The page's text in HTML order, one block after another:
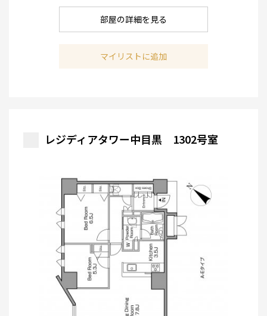
部屋の詳細を見る
マイリストに追加
レジディアタワー中目黒 1302号室